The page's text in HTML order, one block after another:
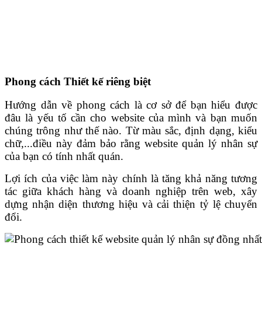
Phong cách Thiết kế riêng biệt
Hướng dẫn về phong cách là cơ sở để bạn hiểu được
đâu là yếu tố cần cho website của mình và bạn muốn
chúng trông như thế nào. Từ màu sắc, định dạng, kiểu
chữ,...điều này đảm bảo rằng website quản lý nhân sự
của bạn có tính nhất quán.
Lợi ích của việc làm này chính là tăng khả năng tương
tác giữa khách hàng và doanh nghiệp trên web, xây
dựng nhận diện thương hiệu và cải thiện tỷ lệ chuyển
đổi.